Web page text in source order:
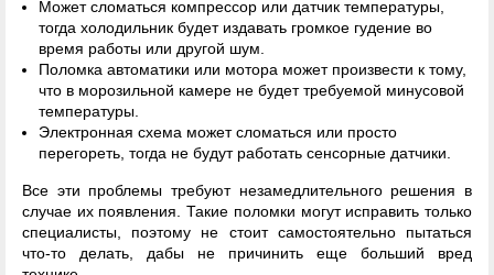
Может сломаться компрессор или датчик температуры,
тогда холодильник будет издавать громкое гудение во
время работы или другой шум.
Поломка автоматики или мотора может произвести к тому,
что в морозильной камере не будет требуемой минусовой
температуры.
Электронная схема может сломаться или просто
перегореть, тогда не будут работать сенсорные датчики.
Все эти проблемы требуют незамедлительного решения в
случае их появления. Такие поломки могут исправить только
специалисты, поэтому не стоит самостоятельно пытаться
что-то делать, дабы не причинить еще больший вред